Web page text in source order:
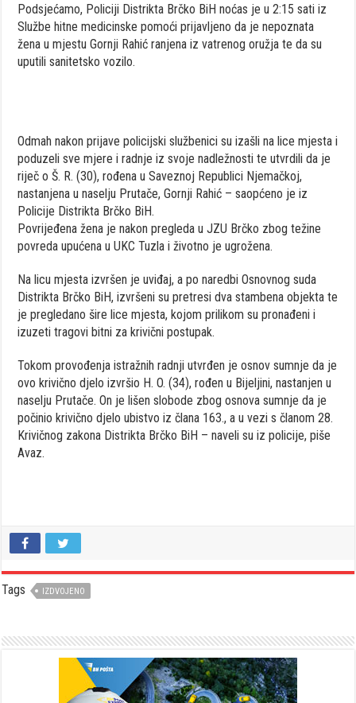
Podsjećamo, Policiji Distrikta Brčko BiH noćas je u 2:15 sati iz
Službe hitne medicinske pomoći prijavljeno da je nepoznata
žena u mjestu Gornji Rahić ranjena iz vatrenog oružja te da su
uputili sanitetsko vozilo.
Odmah nakon prijave policijski službenici su izašli na lice mjesta i
poduzeli sve mjere i radnje iz svoje nadležnosti te utvrdili da je
riječ o Š. R. (30), rođena u Saveznoj Republici Njemačkoj,
nastanjena u naselju Prutače, Gornji Rahić – saopćeno je iz
Policije Distrikta Brčko BiH.
Povrijeđena žena je nakon pregleda u JZU Brčko zbog težine
povreda upućena u UKC Tuzla i životno je ugrožena.
Na licu mjesta izvršen je uviđaj, a po naredbi Osnovnog suda
Distrikta Brčko BiH, izvršeni su pretresi dva stambena objekta te
je pregledano šire lice mjesta, kojom prilikom su pronađeni i
izuzeti tragovi bitni za krivični postupak.
Tokom provođenja istražnih radnji utvrđen je osnov sumnje da je
ovo krivično djelo izvršio H. O. (34), rođen u Bijeljini, nastanjen u
naselju Prutače. On je lišen slobode zbog osnova sumnje da je
počinio krivično djelo ubistvo iz člana 163., a u vezi s članom 28.
Krivičnog zakona Distrikta Brčko BiH – naveli su iz policije, piše
Avaz.
Tags IZDVOJENO